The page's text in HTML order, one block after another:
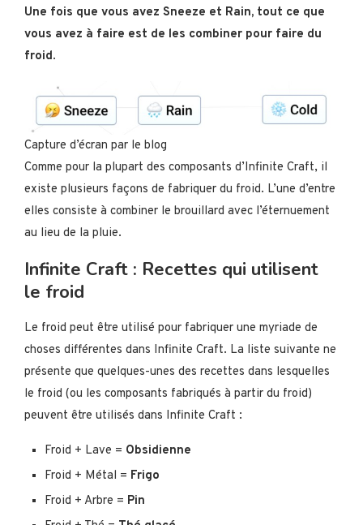
Une fois que vous avez Sneeze et Rain, tout ce que
vous avez à faire est de les combiner pour faire du
froid.
Capture d’écran par le blog
Comme pour la plupart des composants d’Infinite Craft, il
existe plusieurs façons de fabriquer du froid. L’une d’entre
elles consiste à combiner le brouillard avec l’éternuement
au lieu de la pluie.
Infinite Craft : Recettes qui utilisent
le froid
Le froid peut être utilisé pour fabriquer une myriade de
choses différentes dans Infinite Craft. La liste suivante ne
présente que quelques-unes des recettes dans lesquelles
le froid (ou les composants fabriqués à partir du froid)
peuvent être utilisés dans Infinite Craft :
Froid + Lave = Obsidienne
Froid + Métal = Frigo
Froid + Arbre = Pin